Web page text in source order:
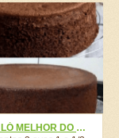
PÃO DE LÓ MELHOR DO MUNDO FEITO NO LIQUIDIFICADOR, RAPIDINHO, PRÁTICO E MUITO SABOROSO!!